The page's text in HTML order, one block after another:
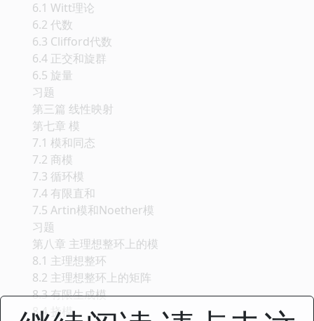
6.1 Witt理论
6.2 代数
6.3 Clifford代数
6.4 正交和旋群
6.5 旋量
习题
第三篇 线性映射
第七章 模
7.1 模和同态
7.2 商模
7.3 循环模
7.4 有限直和
7.5 Artin模和Noether模
习题
第八章 主理想整环上的模
8.1 主理想整环
8.2 主理想整环上的矩阵
8.3 有限生成模
8.4 挠模